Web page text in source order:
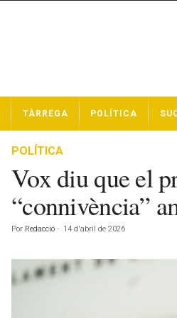
t
TÀRREGA POLÍTICA
POLÍTICA
Vox diu que el
“connivència”
Por Redacció - 14 d'abril de 2026